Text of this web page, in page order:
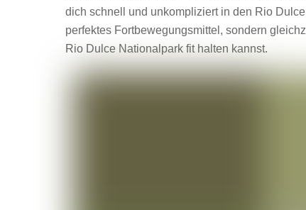
dich schnell und unkompliziert in den Rio
perfektes Fortbewegungsmittel, sondern
Rio Dulce Nationalpark fit halten kannst.